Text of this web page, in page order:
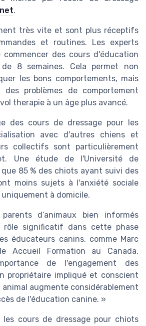
.
très vite et sont plus réceptifs
et routines. Les experts
commencer des cours d'éducation
8 semaines. Cela permet non
les bons comportements, mais
problèmes de comportement
therapie à un âge plus avancé.
des cours de dressage pour les
avec d'autres chiens et
collectifs sont particulièrement
Une étude de l'Université de
85 % des chiots ayant suivi des
moins sujets à l'anxiété sociale
à domicile.
d’animaux bien informés
rôle significatif dans cette phase
éducateurs canins, comme Marc
Accueil Formation au Canada,
de l'engagement des
propriétaire impliqué et conscient
animal augmente considérablement
de l'éducation canine. »
les cours de dressage pour chiots